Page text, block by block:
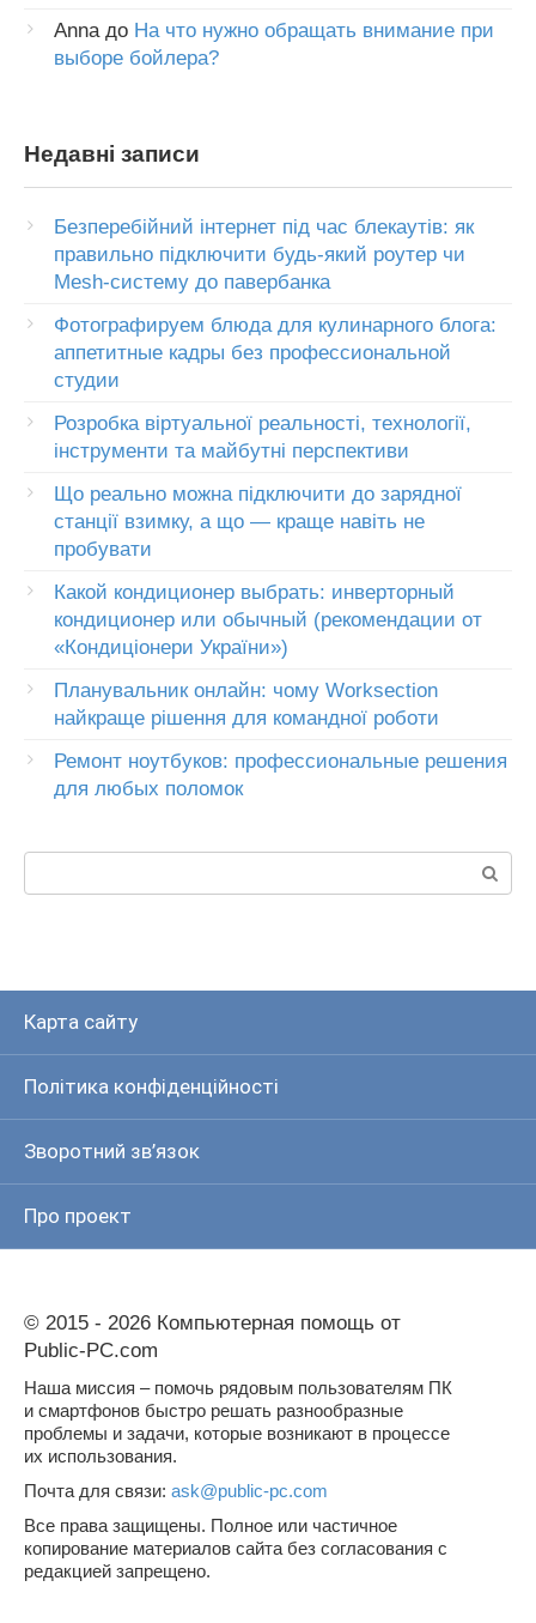
Anna до На что нужно обращать внимание при
выборе бойлера?
Недавні записи
Безперебійний інтернет під час блекаутів: як
правильно підключити будь-який роутер чи
Mesh-систему до павербанка
Фотографируем блюда для кулинарного блога:
аппетитные кадры без профессиональной
студии
Розробка віртуальної реальності, технології,
інструменти та майбутні перспективи
Що реально можна підключити до зарядної
станції взимку, а що — краще навіть не
пробувати
Какой кондиционер выбрать: инверторный
кондиционер или обычный (рекомендации от
«Кондиціонери України»)
Планувальник онлайн: чому Worksection
найкраще рішення для командної роботи
Ремонт ноутбуков: профессиональные решения
для любых поломок
Карта сайту
Політика конфіденційності
Зворотний зв’язок
Про проект
© 2015 - 2026 Компьютерная помощь от
Public-PC.com
Наша миссия – помочь рядовым пользователям ПК
и смартфонов быстро решать разнообразные
проблемы и задачи, которые возникают в процессе
их использования.
Почта для связи: ask@public-pc.com
Все права защищены. Полное или частичное
копирование материалов сайта без согласования с
редакцией запрещено.